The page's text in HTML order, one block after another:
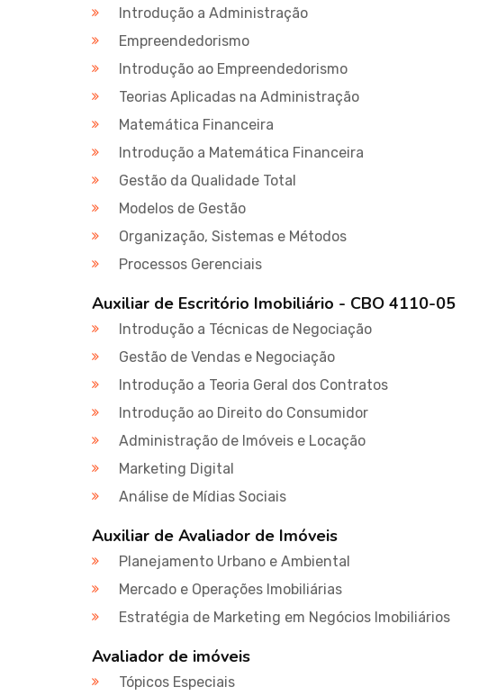
Introdução a Administração
Empreendedorismo
Introdução ao Empreendedorismo
Teorias Aplicadas na Administração
Matemática Financeira
Introdução a Matemática Financeira
Gestão da Qualidade Total
Modelos de Gestão
Organização, Sistemas e Métodos
Processos Gerenciais
Auxiliar de Escritório Imobiliário - CBO 4110-05
Introdução a Técnicas de Negociação
Gestão de Vendas e Negociação
Introdução a Teoria Geral dos Contratos
Introdução ao Direito do Consumidor
Administração de Imóveis e Locação
Marketing Digital
Análise de Mídias Sociais
Auxiliar de Avaliador de Imóveis
Planejamento Urbano e Ambiental
Mercado e Operações Imobiliárias
Estratégia de Marketing em Negócios Imobiliários
Avaliador de imóveis
Tópicos Especiais